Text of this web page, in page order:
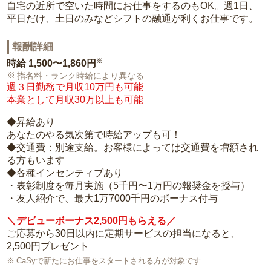
自宅の近所で空いた時間にお仕事をするのもOK。週1日、
平日だけ、土日のみなどシフトの融通が利くお仕事です。
報酬詳細
時給 1,500〜1,860円 ※
指名料・ランク時給により異なる
週３日勤務で月収10万円も可能
本業として月収30万以上も可能
◆昇給あり
あなたのやる気次第で時給アップも可！
◆交通費：別途支給。お客様によっては交通費を増額され
る方もいます
◆各種インセンティブあり
・表彰制度を毎月実施（5千円〜1万円の報奨金を授与）
・友人紹介で、最大1万7000千円のボーナス付与
＼デビューボーナス2,500円もらえる／
ご応募から30日以内に定期サービスの担当になると、
2,500円プレゼント
CaSyで新たにお仕事をスタートされる方が対象です